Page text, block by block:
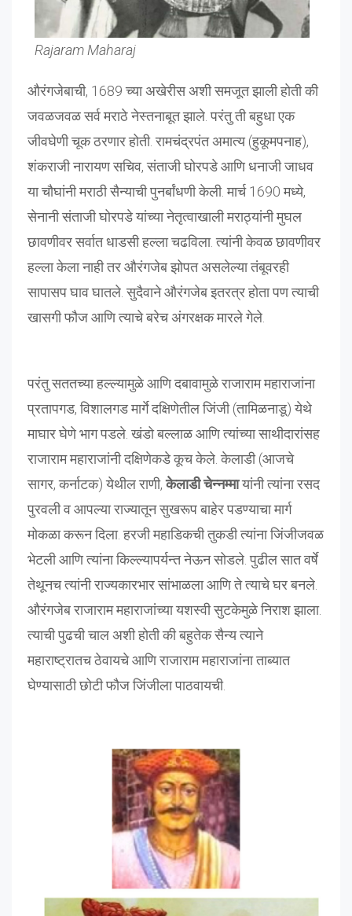
Rajaram Maharaj
औरंगजेबाची, 1689 च्या अखेरीस अशी समजूत झाली होती की
जवळजवळ सर्व मराठे नेस्तनाबूत झाले. परंतु ती बहुधा एक
जीवघेणी चूक ठरणार होती. रामचंद्रपंत अमात्य (हुकूमपनाह),
शंकराजी नारायण सचिव, संताजी घोरपडे आणि धनाजी जाधव
या चौघांनी मराठी सैन्याची पुनर्बांधणी केली. मार्च 1690 मध्ये,
सेनानी संताजी घोरपडे यांच्या नेतृत्वाखाली मराठ्यांनी मुघल
छावणीवर सर्वात धाडसी हल्ला चढविला. त्यांनी केवळ छावणीवर
हल्ला केला नाही तर औरंगजेब झोपत असलेल्या तंबूवरही
सापासप घाव घातले. सुदैवाने औरंगजेब इतरत्र होता पण त्याची
खासगी फौज आणि त्याचे बरेच अंगरक्षक मारले गेले.
परंतु सततच्या हल्ल्यामुळे आणि दबावामुळे राजाराम महाराजांना
प्रतापगड, विशालगड मार्गे दक्षिणेतील जिंजी (तामिळनाडू) येथे
माघार घेणे भाग पडले. खंडो बल्लाळ आणि त्यांच्या साथीदारांसह
राजाराम महाराजांनी दक्षिणेकडे कूच केले. केलाडी (आजचे
सागर, कर्नाटक) येथील राणी,केलाडी चेन्नम्मायांनी त्यांना रसद
पुरवली व आपल्या राज्यातून सुखरूप बाहेर पडण्याचा मार्ग
मोकळा करून दिला. हरजी महाडिकची तुकडी त्यांना जिंजीजवळ
भेटली आणि त्यांना किल्ल्यापर्यन्त नेऊन सोडले. पुढील सात वर्षे
तेथूनच त्यांनी राज्यकारभार सांभाळला आणि ते त्याचे घर बनले.
औरंगजेब राजाराम महाराजांच्या यशस्वी सुटकेमुळे निराश झाला.
त्याची पुढची चाल अशी होती की बहुतेक सैन्य त्याने
महाराष्ट्रातच ठेवायचे आणि राजाराम महाराजांना ताब्यात
घेण्यासाठी छोटी फौज जिंजीला पाठवायची.